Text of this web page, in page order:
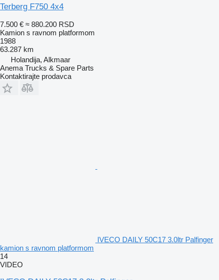
Terberg F750 4x4
7.500 € ≈ 880.200 RSD
Kamion s ravnom platformom
1988
63.287 km
Holandija, Alkmaar
Anema Trucks & Spare Parts
Kontaktirajte prodavca
IVECO DAILY 50C17 3.0ltr Palfinger
kamion s ravnom platformom
14
VIDEO